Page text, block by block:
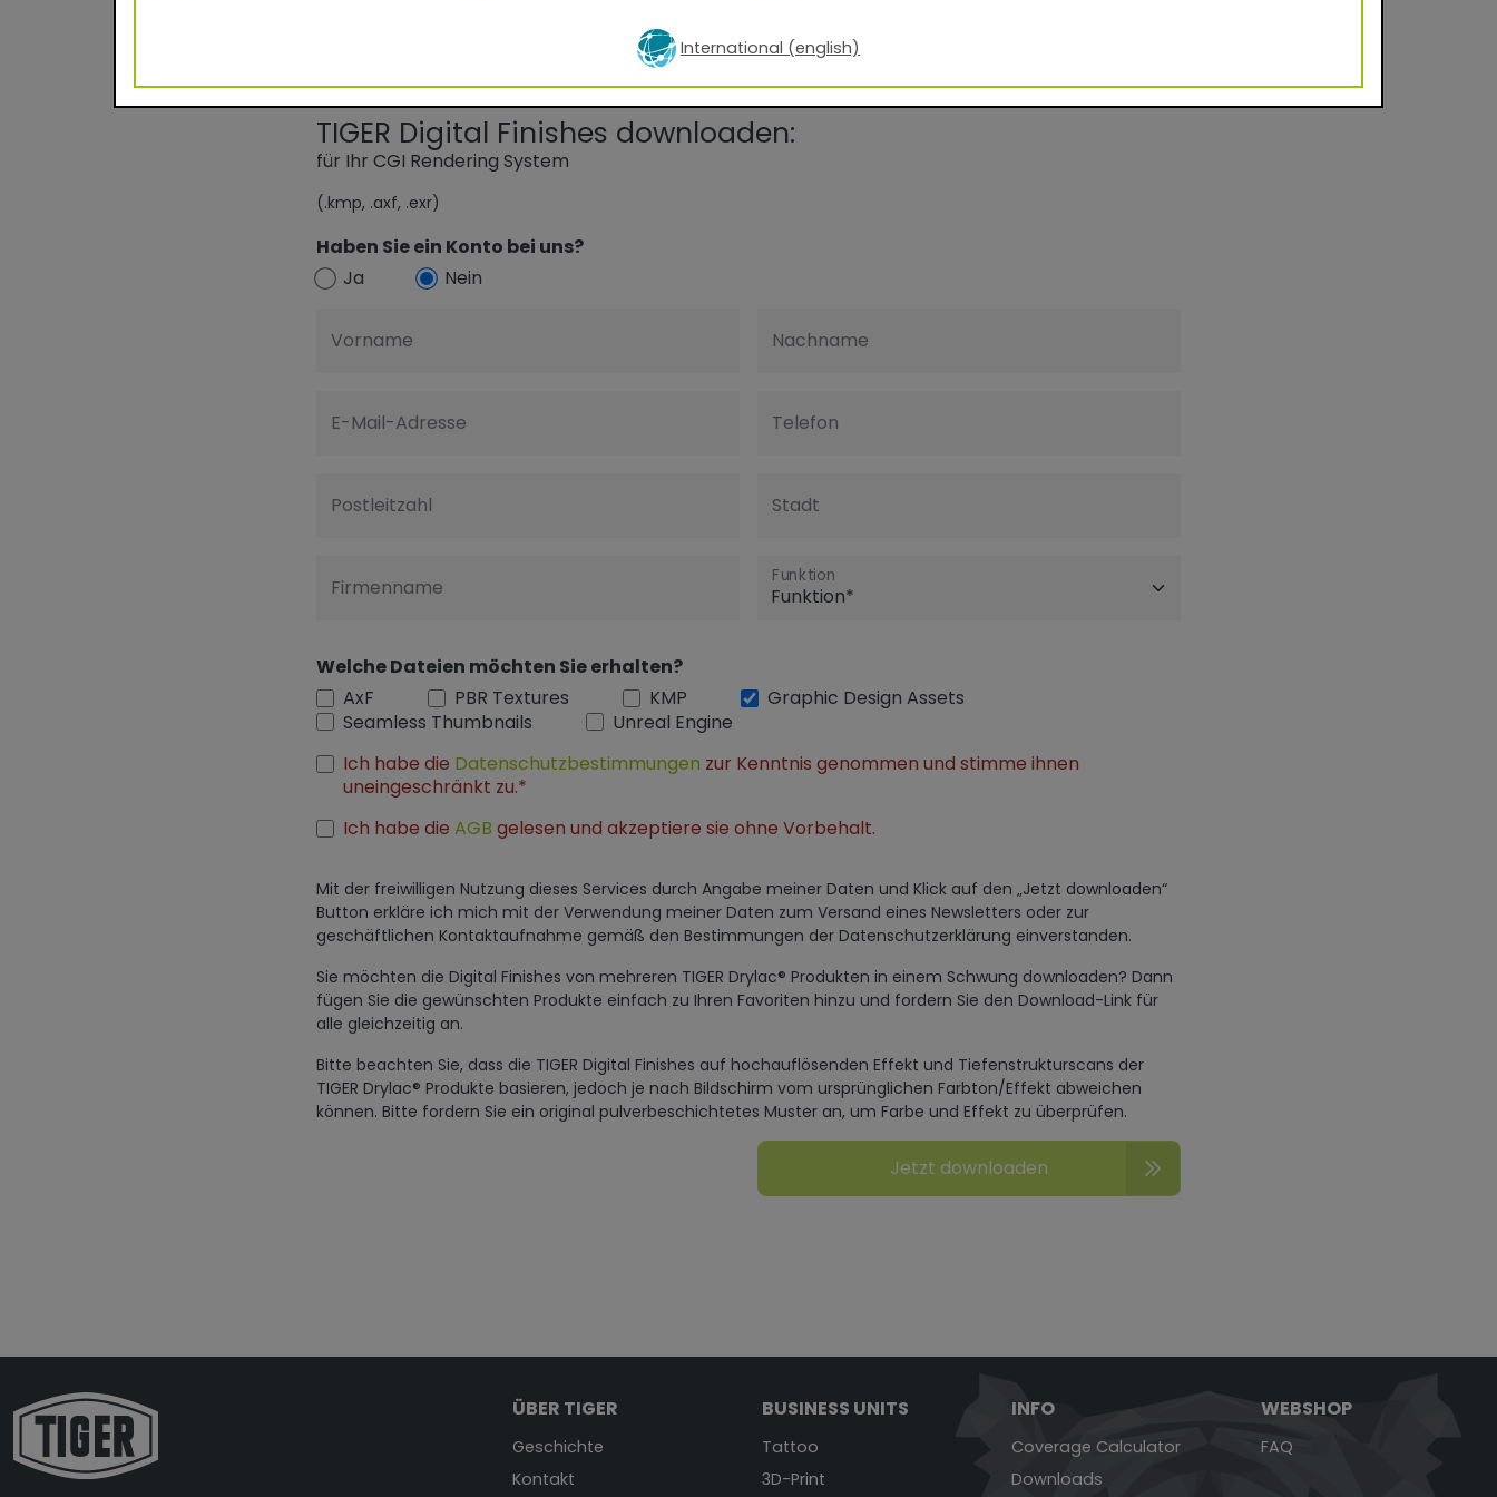
TIGER Digital Finishes downloaden:
für Ihr CGI Rendering System
(.kmp, .axf, .exr)
Haben Sie ein Konto bei uns?
Ja
Nein
Vorname Nachname
E-Mail-Adresse Telefon
Postleitzahl Stadt
Firmenname Funktion
Welche Dateien möchten Sie erhalten?
AxF
PBR Textures KMP
Graphic Design Assets
Seamless Thumbnails
Unreal Engine
Ich habe die Datenschutzbestimmungen zur Kenntnis genommen und stimme ihnen
uneingeschränkt zu.*
Ich habe die AGB gelesen und akzeptiere sie ohne Vorbehalt.
Mit der freiwilligen Nutzung dieses Services durch Angabe meiner Daten und Klick auf den „Jetzt downloaden“
Button erkläre ich mich mit der Verwendung meiner Daten zum Versand eines Newsletters oder zur
geschäftlichen Kontaktaufnahme gemäß den Bestimmungen der Datenschutzerklärung einverstanden.
Sie möchten die Digital Finishes von mehreren TIGER Drylac® Produkten in einem Schwung downloaden? Dann
fügen Sie die gewünschten Produkte einfach zu Ihren Favoriten hinzu und fordern Sie den Download-Link für
alle gleichzeitig an.
Bitte beachten Sie, dass die TIGER Digital Finishes auf hochauflösenden Effekt und Tiefenstrukturscans der
TIGER Drylac® Produkte basieren, jedoch je nach Bildschirm vom ursprünglichen Farbton/Effekt abweichen
können. Bitte fordern Sie ein original pulverbeschichtetes Muster an, um Farbe und Effekt zu überprüfen.
Jetzt downloaden
ÜBER TIGER
Geschichte
Kontakt
BUSINESS UNITS
Tattoo
3D-Print
INFO
Coverage Calculator
Downloads
WEBSHOP
FAQ
International (english)